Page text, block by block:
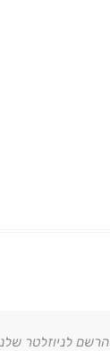
הרשם לניוזלטר